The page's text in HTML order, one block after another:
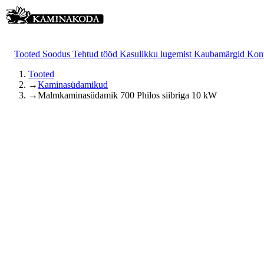
Tooted Soodus Tehtud tööd Kasulikku lugemist Kaubamärgid
Tooted
→Kaminasüdamikud
→Malmkaminasüdamik 700 Philos siibriga 10 kW